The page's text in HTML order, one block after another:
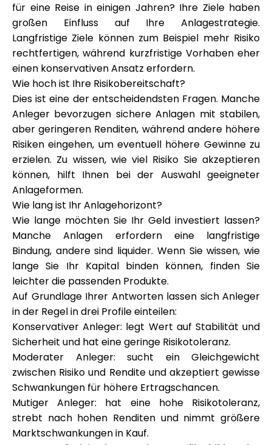
Mein Konto
Finanzierung erhalten
ask@scrambleup.com
+372 712 2955
für eine Reise in einigen Jahren? Ihre Ziele haben
großen Einfluss auf Ihre Anlagestrategie.
Langfristige Ziele können zum Beispiel mehr Risiko
rechtfertigen, während kurzfristige Vorhaben eher
einen konservativen Ansatz erfordern.
Wie hoch ist Ihre Risikobereitschaft?
Dies ist eine der entscheidendsten Fragen. Manche
Anleger bevorzugen sichere Anlagen mit stabilen,
aber geringeren Renditen, während andere höhere
Risiken eingehen, um eventuell höhere Gewinne zu
erzielen. Zu wissen, wie viel Risiko Sie akzeptieren
können, hilft Ihnen bei der Auswahl geeigneter
Anlageformen.
Wie lang ist Ihr Anlagehorizont?
Wie lange möchten Sie Ihr Geld investiert lassen?
Manche Anlagen erfordern eine langfristige
Bindung, andere sind liquider. Wenn Sie wissen, wie
lange Sie Ihr Kapital binden können, finden Sie
leichter die passenden Produkte.
Auf Grundlage Ihrer Antworten lassen sich Anleger
in der Regel in drei Profile einteilen:
Konservativer Anleger: legt Wert auf Stabilität und
Sicherheit und hat eine geringe Risikotoleranz.
Moderater Anleger: sucht ein Gleichgewicht
zwischen Risiko und Rendite und akzeptiert gewisse
Schwankungen für höhere Ertragschancen.
Mutiger Anleger: hat eine hohe Risikotoleranz,
strebt nach hohen Renditen und nimmt größere
Marktschwankungen in Kauf.